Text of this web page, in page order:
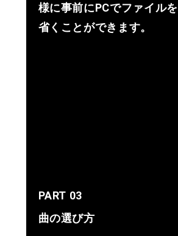
様に事前にPCでファイル
省くことができます。
PART 03
曲の選び方